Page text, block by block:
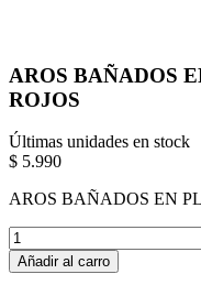
AROS BAÑADOS
ROJOS
Últimas unidades en stock
$ 5.990
AROS BAÑADOS EN
Añadir al carro